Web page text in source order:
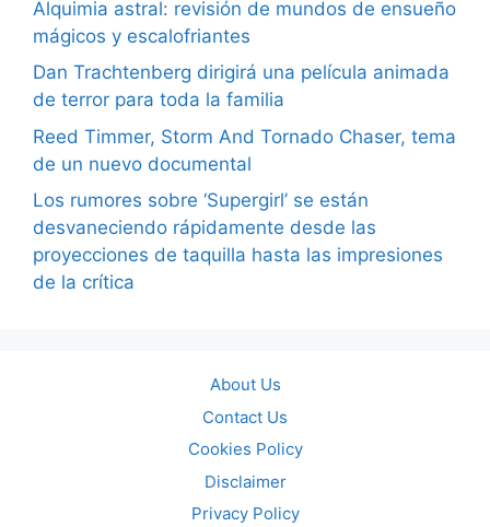
Alquimia astral: revisión de mundos de ensueño
mágicos y escalofriantes
Dan Trachtenberg dirigirá una película animada
de terror para toda la familia
Reed Timmer, Storm And Tornado Chaser, tema
de un nuevo documental
Los rumores sobre ‘Supergirl’ se están
desvaneciendo rápidamente desde las
proyecciones de taquilla hasta las impresiones
de la crítica
About Us
Contact Us
Cookies Policy
Disclaimer
Privacy Policy